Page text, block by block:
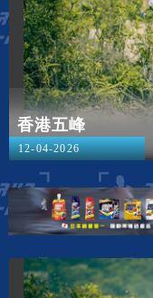
香港五峰
12-04-2026